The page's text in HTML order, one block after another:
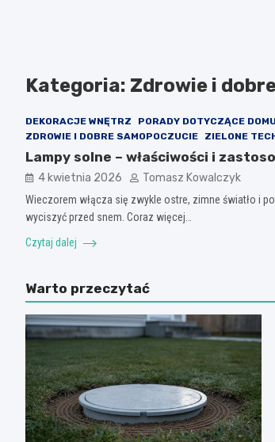
Kategoria: Zdrowie i
DEKORACJE WNĘTRZ
PORADY DOTYCZĄCE DOMU
ZDROWIE I DOBRE SAMOPOCZUCIE
ZIELONE
Lampy solne – właściwości i
4 kwietnia 2026 Tomasz Kowalczyk
Wieczorem włącza się zwykle ostre, zimne światło i
wyciszyć przed snem. Coraz więcej…
Czytaj dalej
Warto przeczytać